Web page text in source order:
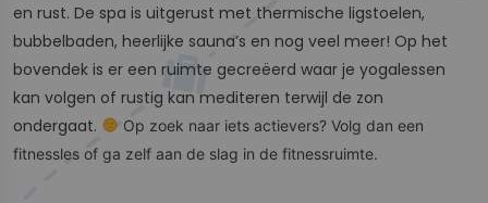
en rust. De spa is uitgerust met thermische ligstoelen,
bubbelbaden, heerlijke sauna’s en nog veel meer! Op het
bovendek is er een ruimte gecreëerd waar je yogalessen
kan volgen of rustig kan mediteren terwijl de zon
ondergaat.
Op zoek naar iets actievers? Volg dan een
fitnessles of ga zelf aan de slag in de fitnessruimte.